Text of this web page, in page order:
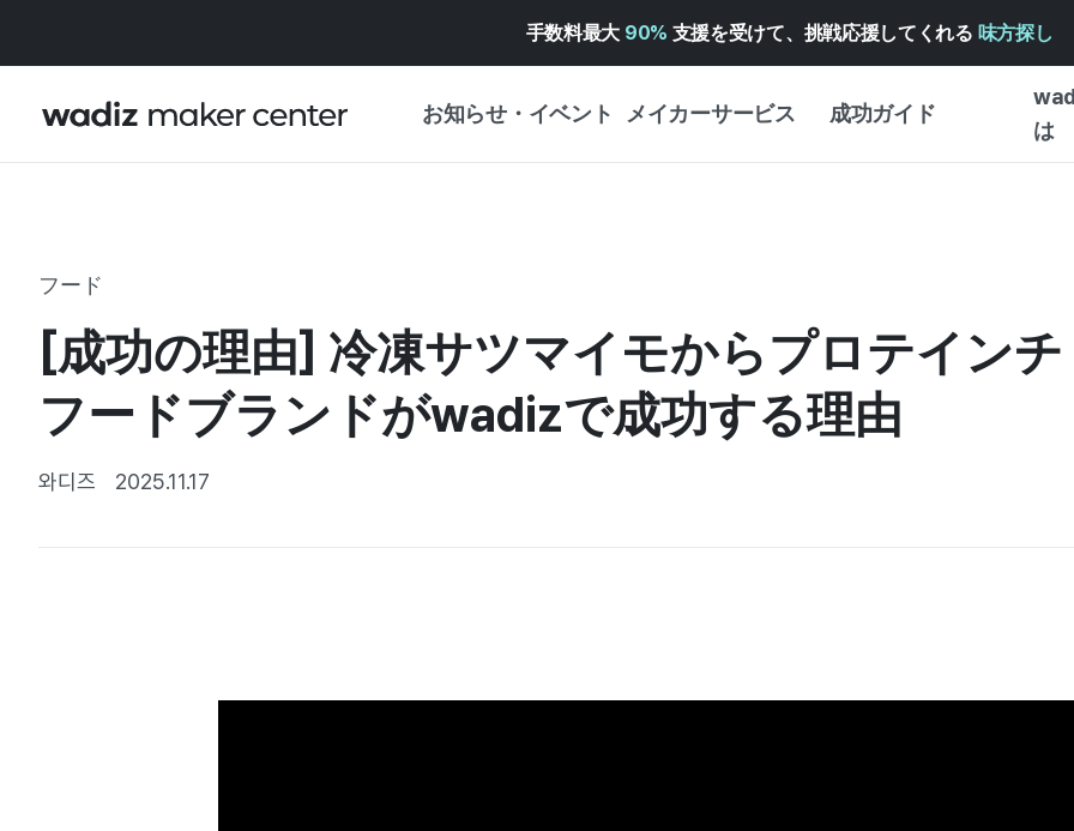
手数料最大 90% 支援を受けて、挑戦応援してくれる 味方探し
お知らせ・イベント メイカーサービス 成功ガイド
は
重要なお知らせ
企画展カレンダー
セキュリティセンター
支援事業
WADIZアワード ↗︎
成功ストーリー
FOR GLOBAL MAKER
英語ガイド
創作型
ビジネ
フード
[成功の理由] 冷凍サツマイモからプロテインチ
フードブランドがwadizで成功する理由
와디즈 2025.11.17